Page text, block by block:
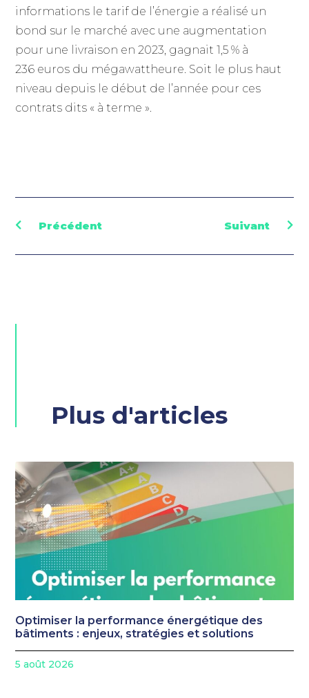
informations le tarif de l’énergie a réalisé un
bond sur le marché avec une augmentation
pour une livraison en 2023, gagnait 1,5 % à
236 euros du mégawattheure. Soit le plus haut
niveau depuis le début de l’année pour ces
contrats dits « à terme ».
Précédent Suivant
Plus d'articles
Optimiser la performance énergétique des
bâtiments : enjeux, stratégies et solutions
5 août 2026